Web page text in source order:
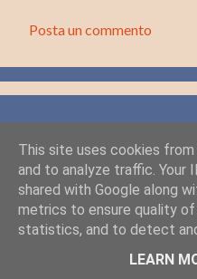
m
m
e
n
t
i
Posta un commento
This site uses cookies
and to analyze traffic. Your
shared with Google along
metrics to ensure quality
statistics, and to detect
LEARN